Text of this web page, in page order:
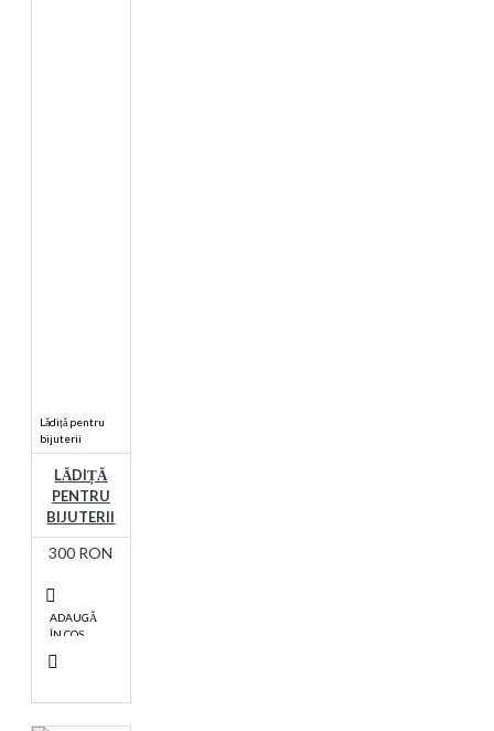
Lădiță pentru
bijuterii
LĂDIȚĂ
PENTRU
BIJUTERII
300 RON
ADAUGĂ
ÎN COŞ